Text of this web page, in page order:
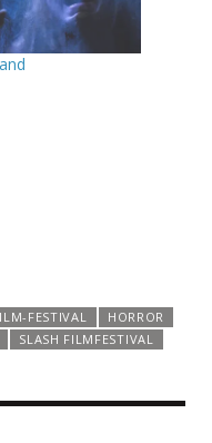
FESTIVAL
HORROR
SLASH FILMFESTIVAL